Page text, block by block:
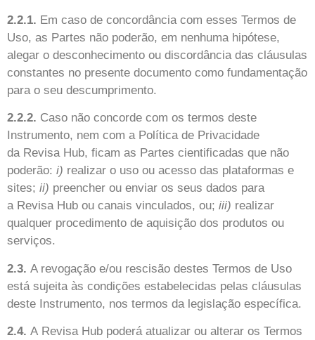
2.2.1. Em caso de concordância com esses Termos de
Uso, as Partes não poderão, em nenhuma hipótese,
alegar o desconhecimento ou discordância das cláusulas
constantes no presente documento como fundamentação
para o seu descumprimento.
2.2.2. Caso não concorde com os termos deste
Instrumento, nem com a Política de Privacidade
da Revisa Hub, ficam as Partes cientificadas que não
poderão: i) realizar o uso ou acesso das plataformas e
sites; ii) preencher ou enviar os seus dados para
a Revisa Hub ou canais vinculados, ou; iii) realizar
qualquer procedimento de aquisição dos produtos ou
serviços.
2.3. A revogação e/ou rescisão destes Termos de Uso
está sujeita às condições estabelecidas pelas cláusulas
deste Instrumento, nos termos da legislação específica.
2.4. A Revisa Hub poderá atualizar ou alterar os Termos